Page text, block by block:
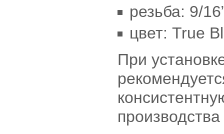
резьба: 9/
цвет: True
При